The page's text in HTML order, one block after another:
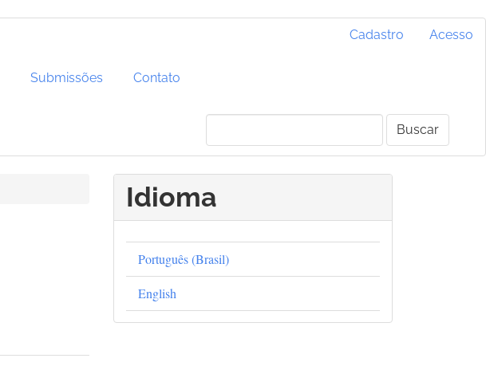
Cadastro Acesso
Submissões Contato
Buscar
Idioma
Português (Brasil)
English